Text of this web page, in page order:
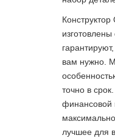
вам нужно.
точно в
финансовой
лучшее для